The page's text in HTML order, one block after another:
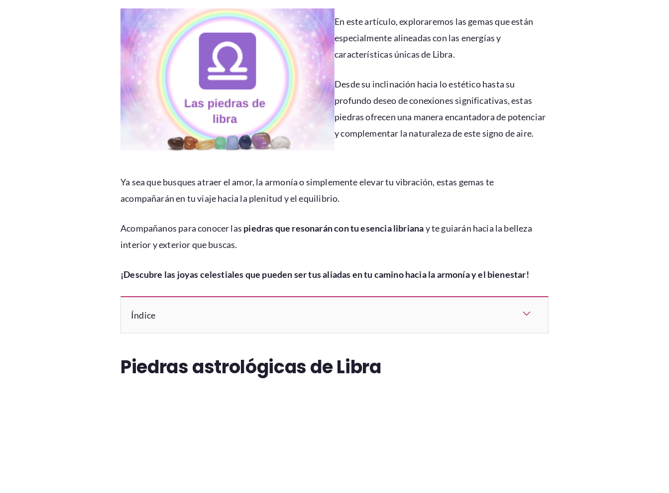
En este artículo, exploraremos las gemas que están
especialmente alineadas con las energías y
características únicas de Libra.
Desde su inclinación hacia lo estético hasta su
profundo deseo de conexiones significativas, estas
piedras ofrecen una manera encantadora de potenciar
y complementar la naturaleza de este signo de aire.
Ya sea que busques atraer el amor, la armonía o simplemente elevar tu vibración, estas gemas te
acompañarán en tu viaje hacia la plenitud y el equilibrio.
Acompañanos para conocer las piedras que resonarán con tu esencia librianay te guiarán hacia la belleza
interior y exterior que buscas.
¡Descubre las joyas celestiales que pueden ser tus aliadas en tu camino hacia la armonía y el bienestar!
Índice
Piedras astrológicas de Libra